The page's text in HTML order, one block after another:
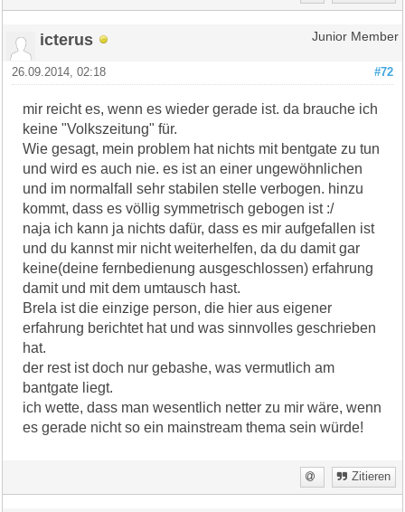
icterus Junior Member
#72
26.09.2014, 02:18
mir reicht es, wenn es wieder gerade ist. da brauche ich
keine "Volkszeitung" für.
Wie gesagt, mein problem hat nichts mit bentgate zu tun
und wird es auch nie. es ist an einer ungewöhnlichen
und im normalfall sehr stabilen stelle verbogen. hinzu
kommt, dass es völlig symmetrisch gebogen ist :/
naja ich kann ja nichts dafür, dass es mir aufgefallen ist
und du kannst mir nicht weiterhelfen, da du damit gar
keine(deine fernbedienung ausgeschlossen) erfahrung
damit und mit dem umtausch hast.
Brela ist die einzige person, die hier aus eigener
erfahrung berichtet hat und was sinnvolles geschrieben
hat.
der rest ist doch nur gebashe, was vermutlich am
bantgate liegt.
ich wette, dass man wesentlich netter zu mir wäre, wenn
es gerade nicht so ein mainstream thema sein würde!
Zitieren